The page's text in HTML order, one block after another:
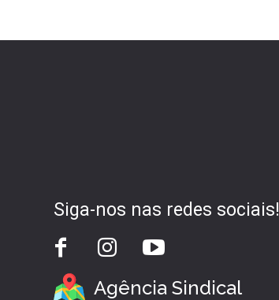
Siga-nos nas redes sociais!
Agência Sindical